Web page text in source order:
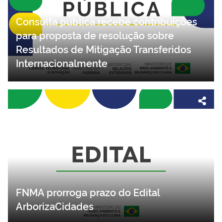
Consulta pública recebe contribuições
para proposta de resolução sobre
Resultados de Mitigação Transferidos
Internacionalmente
FNMA prorroga prazo do Edital
ArborizaCidades